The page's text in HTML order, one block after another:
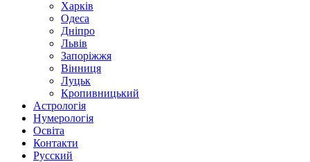
Харків
Одеса
Дніпро
Львів
Запоріжжя
Вінниця
Луцьк
Кропивницький
Астрологія
Нумерологія
Освіта
Контакти
Русский